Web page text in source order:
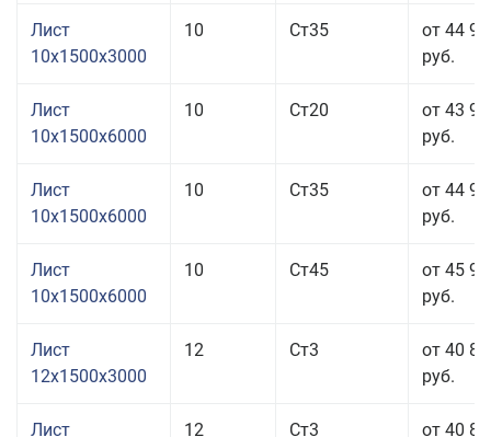
Лист
10x1500x3000
10 Ст35
от 44
руб.
Лист
10x1500x6000
10 Ст20
от 43
руб.
Лист
10x1500x6000
10 Ст35
от 44
руб.
Лист
10x1500x6000
10 Ст45
от 45
руб.
Лист
12x1500x3000
12 Ст3
от 40
руб.
Лист
12 Ст3
от 40